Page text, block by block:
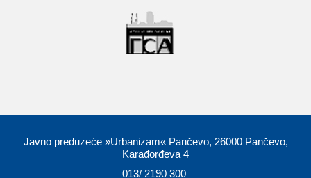
Javno preduzeće »Urbanizam« Pančevo, 26000 Pančevo,
Karađorđeva 4
013/ 2190 300